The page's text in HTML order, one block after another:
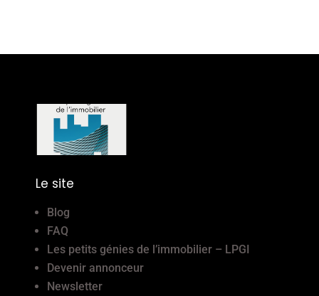
Le site
Blog
FAQ
Les petits génies de l’immobilier – LPGI
Devenir annonceur
Newsletter